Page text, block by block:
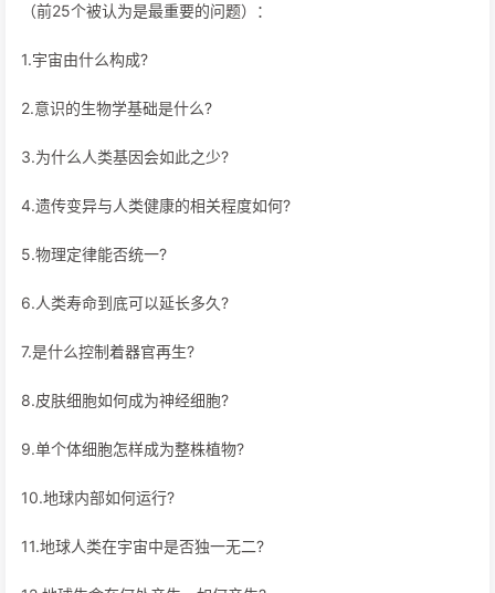
（前25个被认为是最重要的问题）：
1.宇宙由什么构成?
2.意识的生物学基础是什么?
3.为什么人类基因会如此之少?
4.遗传变异与人类健康的相关程度如何?
5.物理定律能否统一?
6.人类寿命到底可以延长多久?
7.是什么控制着器官再生?
8.皮肤细胞如何成为神经细胞?
9.单个体细胞怎样成为整株植物?
10.地球内部如何运行?
11.地球人类在宇宙中是否独一无二?